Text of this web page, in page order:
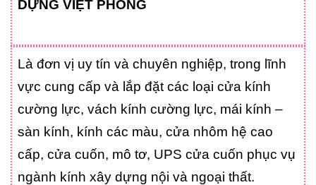
DỰNG VIỆT PHONG
Là đơn vị uy tín và chuyên nghiệp, trong lĩnh
vực cung cấp và lắp đặt các loại cửa kính
cường lực, vách kính cường lực, mái kính –
sàn kính, kính các màu, cửa nhôm hệ cao
cấp, cửa cuốn, mô tơ, UPS cửa cuốn phục vụ
ngành kính xây dựng nội và ngoại thất.